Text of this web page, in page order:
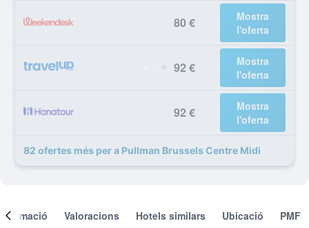
80 €
Mostra
l'oferta
92 €
Mostra
l'oferta
92 €
Mostra
l'oferta
82 ofertes més per a Pullman Brussels Centre Midi
Valoracions Hotels similars Ubicació PMF